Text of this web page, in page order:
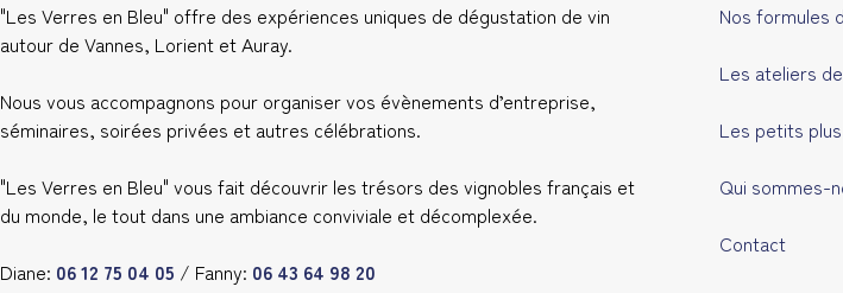
"Les Verres en Bleu" offre des expériences uniques de dégustation de vin
autour de Vannes, Lorient et Auray.
Nous vous accompagnons pour organiser vos évènements d’entreprise,
séminaires, soirées privées et autres célébrations.
"Les Verres en Bleu" vous fait découvrir les trésors des vignobles français et
du monde, le tout dans une ambiance conviviale et décomplexée.
Diane: 06 12 75 04 05 / Fanny: 06 43 64 98 20
Nos formules
Les ateliers
Les petits plus
Qui sommes-
Contact